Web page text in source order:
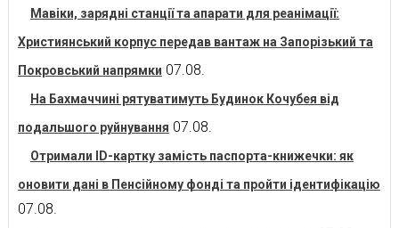
Мавіки, зарядні станції та апарати для реанімації:
Християнський корпус передав вантаж на Запорізький та
Покровський напрямки 07.08.
На Бахмаччині рятуватимуть Будинок Кочубея від
подальшого руйнування 07.08.
Отримали ID-картку замість паспорта-книжечки: як
оновити дані в Пенсійному фонді та пройти ідентифікацію
07.08.